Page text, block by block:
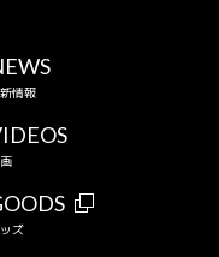
情報
ズ